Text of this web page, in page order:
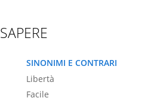
SAPERE
SINONIMI E CONTRARI
Libertà
Facile